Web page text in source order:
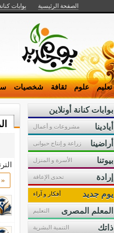
الصفحة الرئيسية بوابات
تعليم علوم ثقافة شخصيات
«
بوابات كنانة أونلاين
أيادينا
مشروعات و أعمال
أراضينا زراعة و إنتاج حيوانى
بيوتنا الأسرة و المنزل
إرادة تحدى الإعاقة
يوم جديد أفكار و آراء
المعلم المصرى التعليم
ذاتك التنمية البشرية